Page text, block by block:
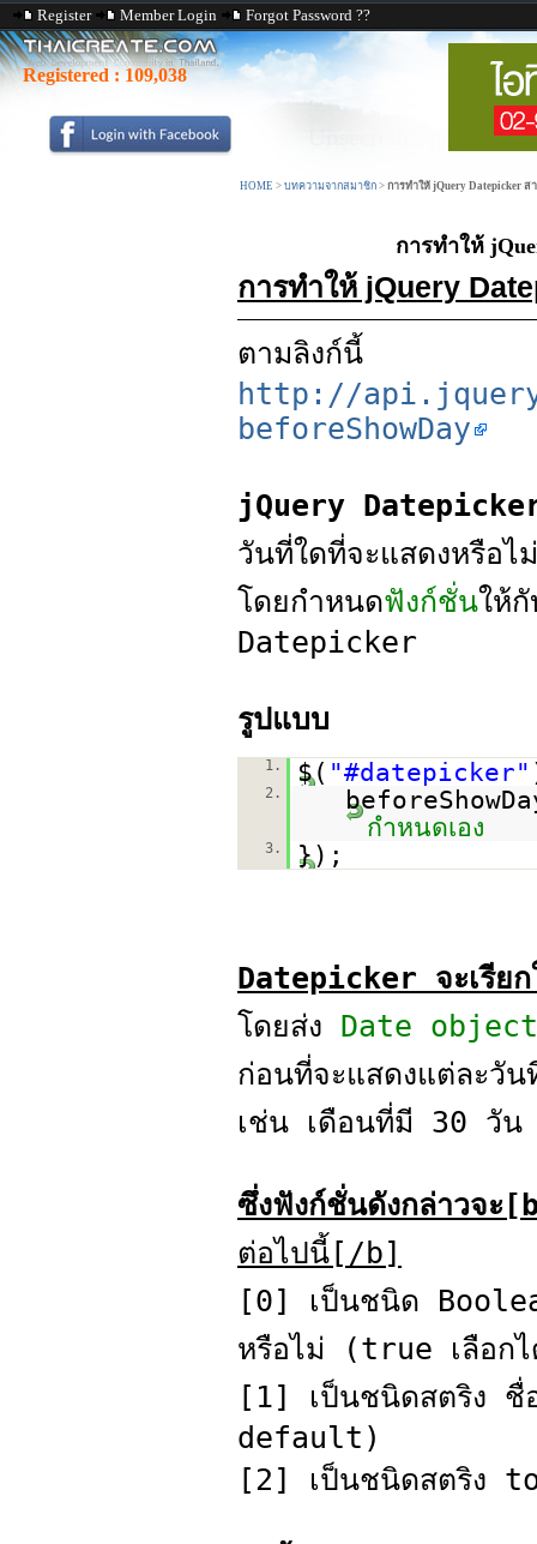
Register Member Login Forgot Password ??
Registered : 109,038
HOME > บทความจากสมาชิก > การทำให้ jQuery Datepicker
การทำให้
การทำให้ jQuery
ตามลิงก์นี้
http://
beforeShowDay
jQuery
วันที่ใดที่จะแสดงหรือ
โดยกำหนดฟังก์ชั่นให้
Datepicker
รูปแบบ
1. $( "#datepicker"
2.
กำหนดเอง
3. });
Datepicker จะเรียก
โดยส่ง Date
ก่อนที่จะแสดงแต่ละวั
เช่น เดือนที่มี 30 วัน
ซึ่งฟังก์ชั่นดังกล่าวจะ
ต่อไปนี้[/b]
[0] เป็นชนิด
หรือไม่ (true เลือก
[1] เป็นชนิดสตริง ชื่
default)
[2] เป็นชนิดสตริง